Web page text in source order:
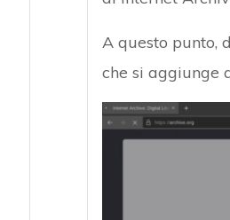
A questo punto,
che si aggiunge